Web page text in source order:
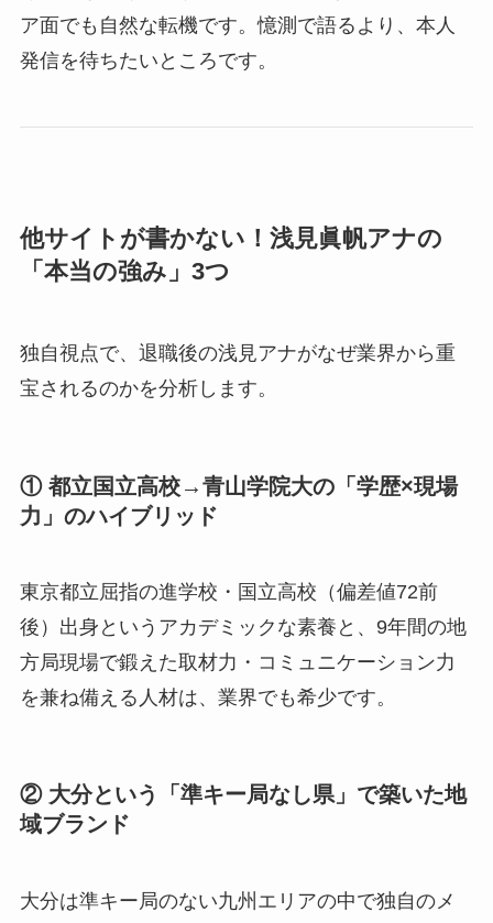
ア面でも自然な転機です。憶測で語るより、本人
発信を待ちたいところです。
他サイトが書かない！浅見眞帆アナの
「本当の強み」3つ
独自視点で、退職後の浅見アナがなぜ業界から重
宝されるのかを分析します。
① 都立国立高校→青山学院大の「学歴×現場
力」のハイブリッド
東京都立屈指の進学校・国立高校（偏差値72前
後）出身というアカデミックな素養と、9年間の地
方局現場で鍛えた取材力・コミュニケーション力
を兼ね備える人材は、業界でも希少です。
② 大分という「準キー局なし県」で築いた地
域ブランド
大分は準キー局のない九州エリアの中で独自のメ